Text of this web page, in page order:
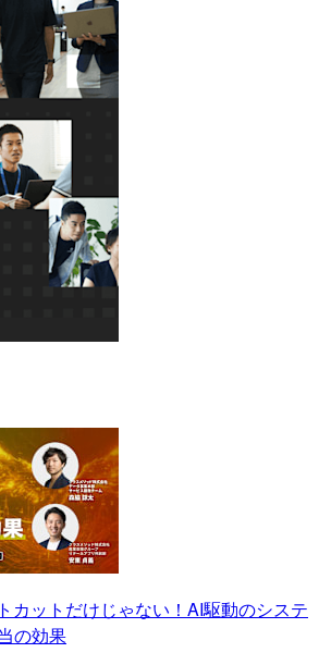
カットだけじゃない！AI駆動のシステ
の効果